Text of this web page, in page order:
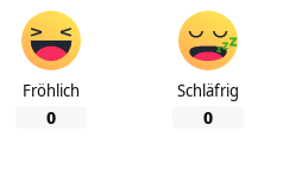
Fröhlich
0
Schläfrig
0